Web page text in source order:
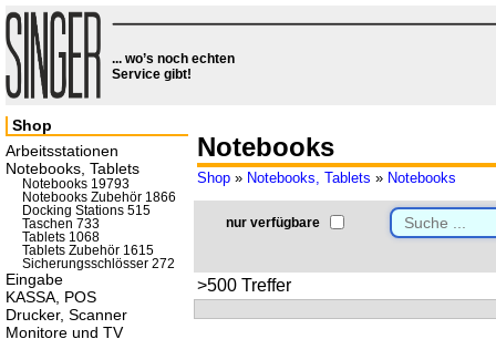
... wo’s noch echten
Service gibt!
Notebooks
Shop » Notebooks, Tablets » Notebooks
nur verfügbare
>500 Treffer
Shop
Arbeitsstationen
Notebooks, Tablets
Notebooks 19793
Notebooks Zubehör 1866
Docking Stations 515
Taschen 733
Tablets 1068
Tablets Zubehör 1615
Sicherungsschlösser 272
Eingabe
KASSA, POS
Drucker, Scanner
Monitore und TV